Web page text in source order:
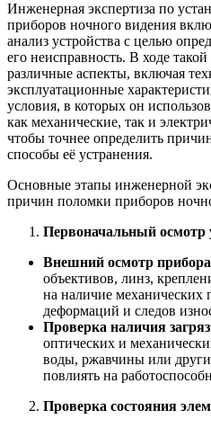
Инженерная экспертиза по
приборов ночного видения
анализ устройства с целью
его неисправность. В ходе
различные аспекты, включая
эксплуатационные
условия, в которых он
как механические, так и
чтобы точнее определить
способы её устранения.
Основные этапы инженерной
причин поломки приборов
Первоначальный осмотр
Внешний осмотр прибора
объективов, линз,
на наличие
деформаций и следов
Проверка наличия
оптических и
воды, ржавчины или
повлиять на
Проверка состояния